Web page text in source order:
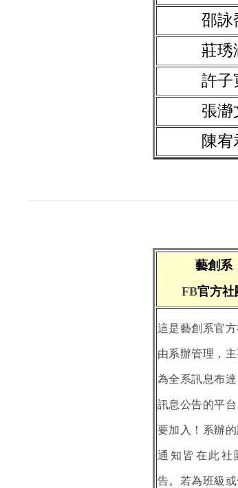
邵詠
莊琇
許子
張瀞
陳宥
藝創系
FB官方社
這是藝創系官方
由系辦管理，
為全系訊息布
訊息公告的平
要加入！系辦
通知皆在此社
告。若為班級